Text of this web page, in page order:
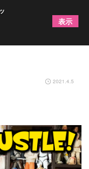
】 スタッフ全
2021.4.5
表示